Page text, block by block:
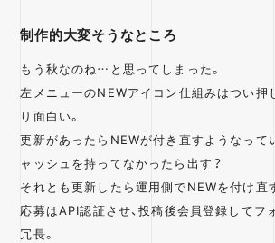
制作的大変そうなところ
もう秋なのね…と思ってしまった。
左メニューのNEWアイコン仕組みはつい押
り面白い。
更新があったらNEWが付き直すようなって
ャッシュを持ってなかったら出す？
それとも更新したら運用側でNEWを付け直
応募はAPI認証させ、投稿後会員登録してフ
冗長。